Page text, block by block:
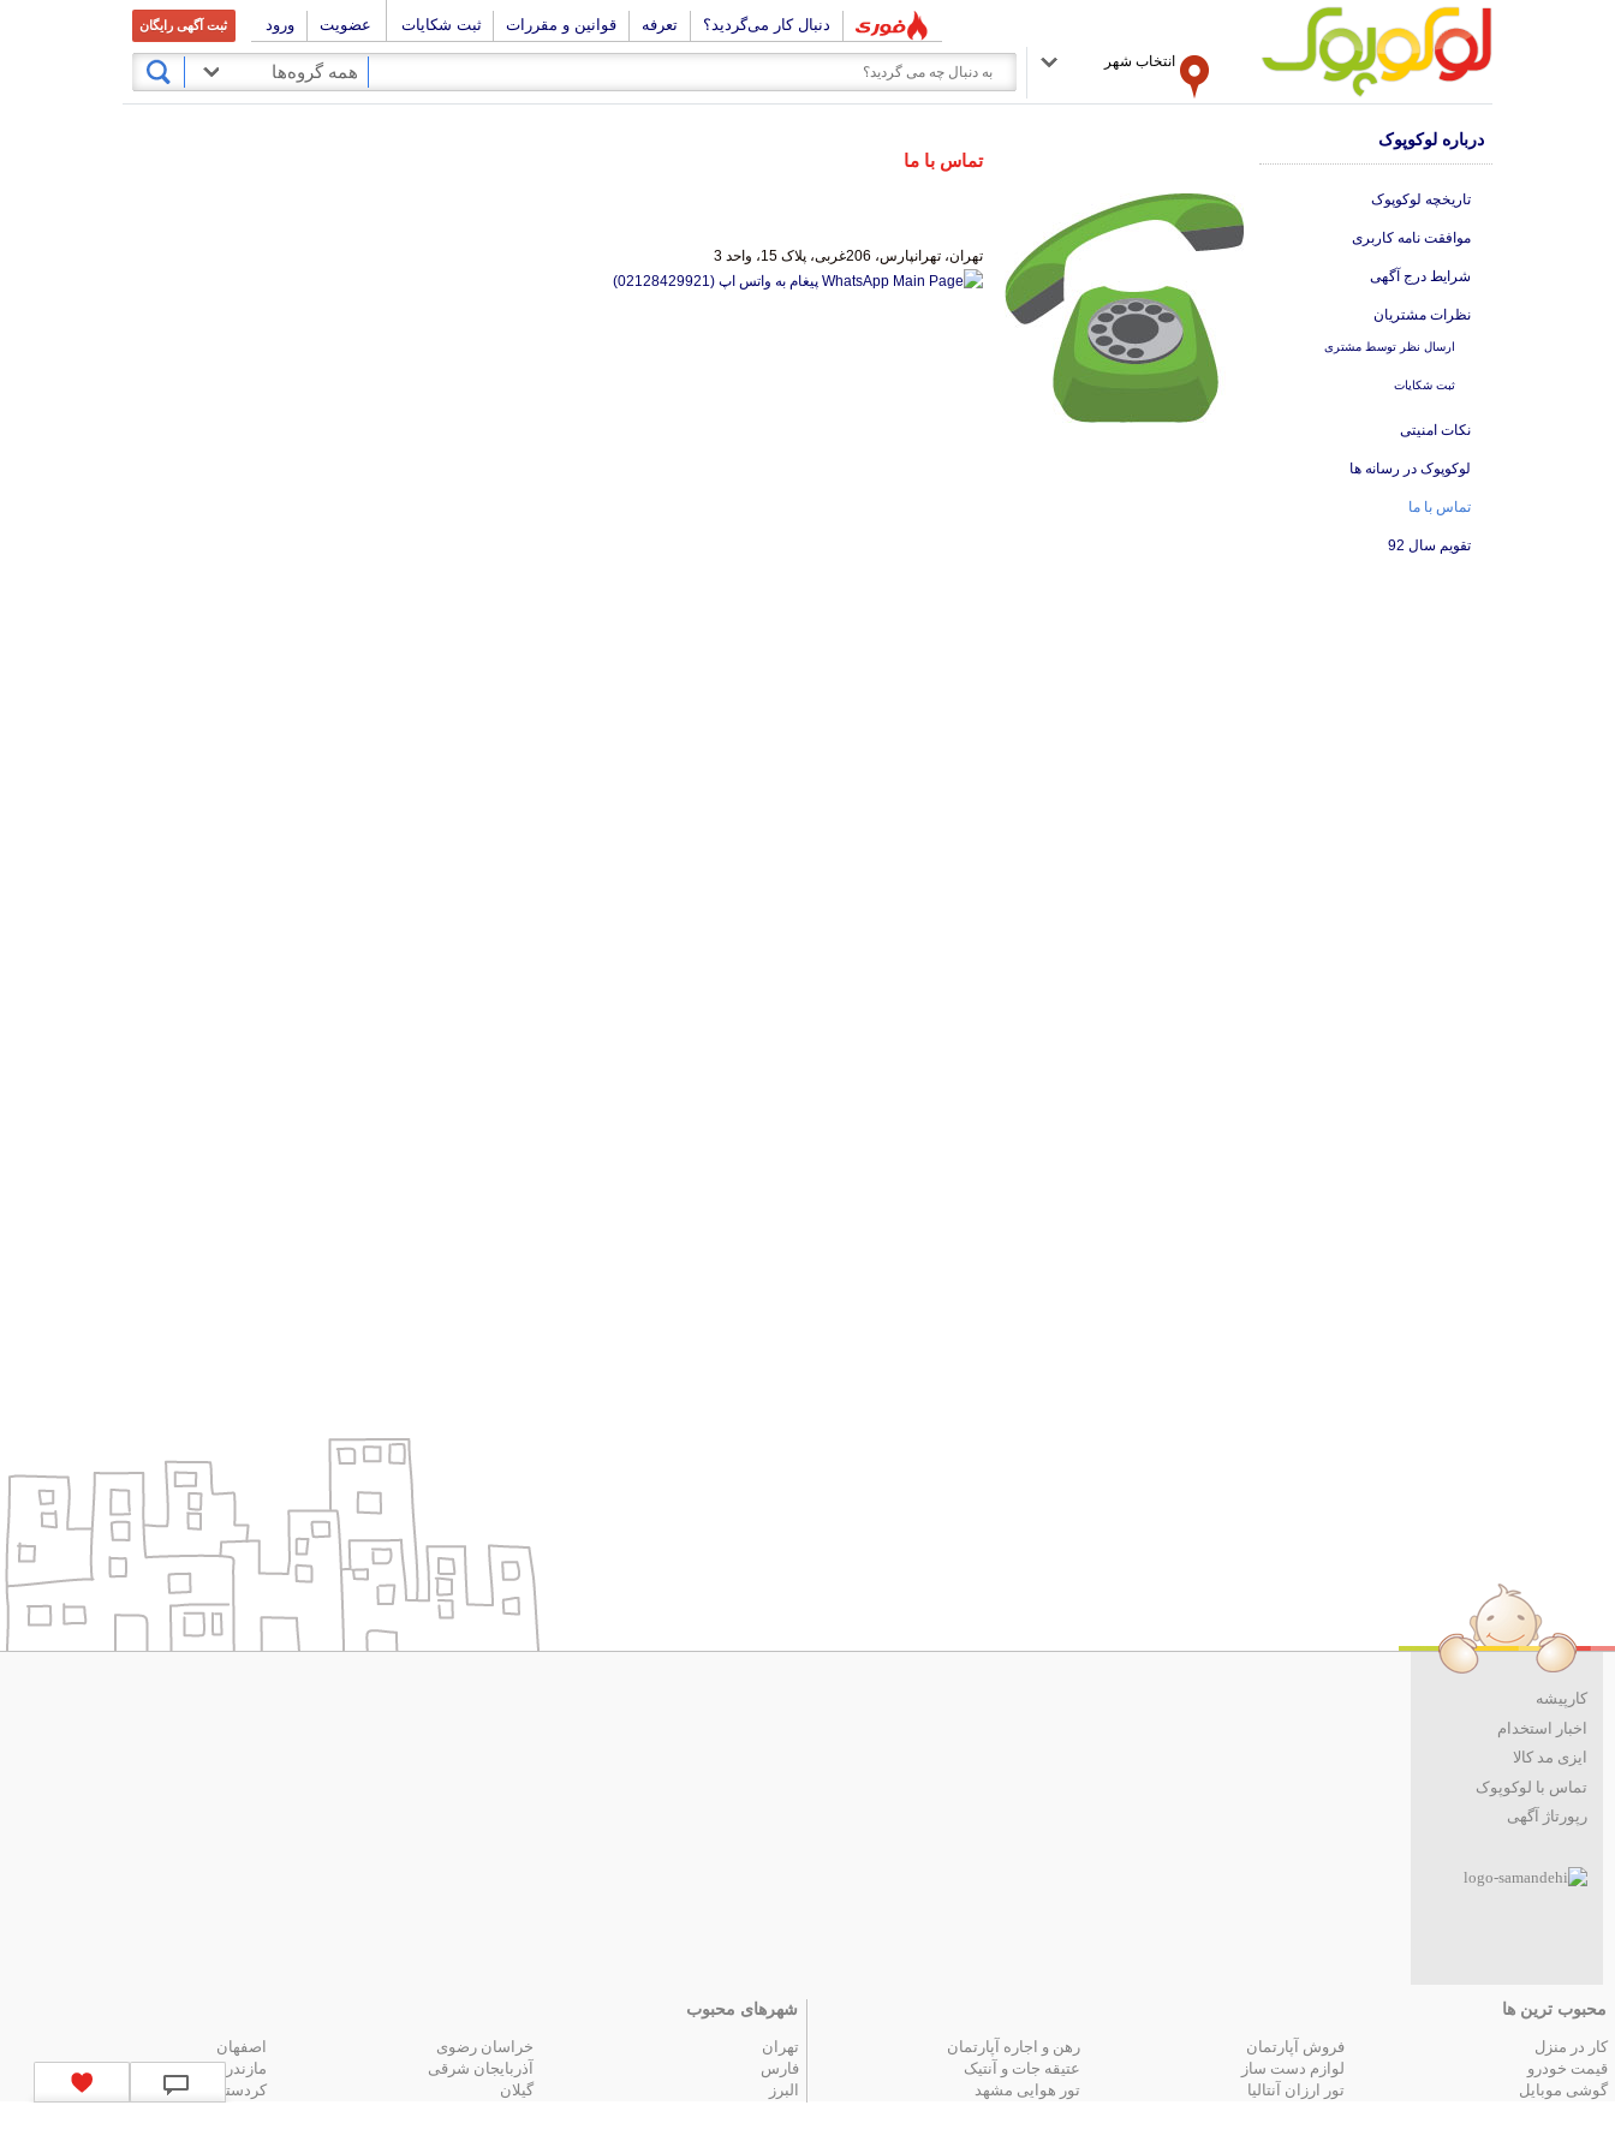
دنبال کار می‌گردید؟ تعرفه قوانین و مقررات ثبت شکایات عضویت ورود ثبت آگهی رایگان
انتخاب شهر
همه گروه‌ها
تماس با ما
تهران، تهرانپارس، 206غربی، پلاک 15، واحد 3
پیغام به واتس اپ (02128429921)
درباره لوکوپوک
تاریخچه لوکوپوک
موافقت نامه کاربری
شرایط درج آگهی
نظرات مشتریان
ارسال نظر توسط مشتری
ثبت شکایات
نکات امنیتی
لوکوپوک در رسانه ها
تماس با ما
تقویم سال 92
کارپیشه
اخبار استخدام
ایزی مد کالا
تماس با لوکوپوک
رپورتاژ آگهی
محبوب ترین ها
کار در منزل فروش آپارتمان
رهن و اجاره آپارتمان
قیمت خودرو
لوازم دست ساز
عتیقه جات و آنتیک
گوشی موبایل
تور ارزان آنتالیا
تور هوایی مشهد
شهرهای محبوب
تهران خراسان رضوی
اصفهان
فارس
آذربایجان شرقی
مازندران
البرز
گیلان کردستان